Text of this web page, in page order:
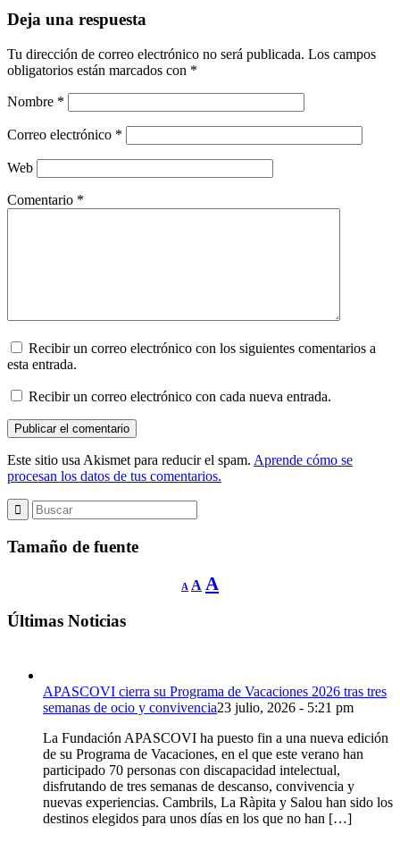
Deja una respuesta
Tu dirección de correo electrónico no será publicada. Los campos
obligatorios están marcados con *
Nombre *
Correo electrónico *
Web
Comentario *
Recibir un correo electrónico con los siguientes comentarios a
esta entrada.
Recibir un correo electrónico con cada nueva entrada.
Este sitio usa Akismet para reducir el spam. Aprende cómo se
procesan los datos de tus comentarios.
Tamaño de fuente
A
Reducir
tamaño
A Restablecer
tamaño
A
Últimas Noticias
APASCOVI cierra su Programa de Vacaciones 2026 tras tres
semanas de ocio y convivencia23 julio, 2026 - 5:21 pm
La Fundación APASCOVI ha puesto fin a una nueva edición
de su Programa de Vacaciones, en el que este verano han
participado 70 personas con discapacidad intelectual,
disfrutando de tres semanas de descanso, convivencia y
nuevas experiencias. Cambrils, La Ràpita y Salou han sido los
destinos elegidos para unos días en los que no han […]